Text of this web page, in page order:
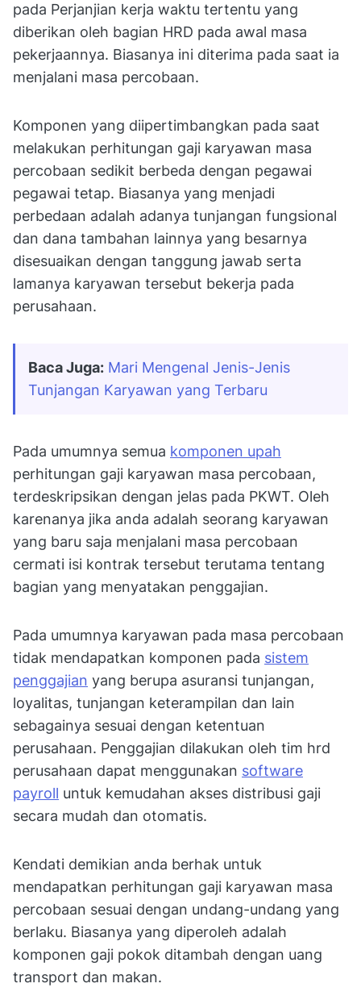
pada Perjanjian kerja waktu tertentu yang
diberikan oleh bagian HRD pada awal masa
pekerjaannya. Biasanya ini diterima pada saat ia
menjalani masa percobaan.
Komponen yang diipertimbangkan pada saat
melakukan perhitungan gaji karyawan masa
percobaan sedikit berbeda dengan pegawai
pegawai tetap. Biasanya yang menjadi
perbedaan adalah adanya tunjangan fungsional
dan dana tambahan lainnya yang besarnya
disesuaikan dengan tanggung jawab serta
lamanya karyawan tersebut bekerja pada
perusahaan.
Baca Juga: Mari Mengenal Jenis-Jenis
Tunjangan Karyawan yang Terbaru
Pada umumnya semua komponen upah
perhitungan gaji karyawan masa percobaan,
terdeskripsikan dengan jelas pada PKWT. Oleh
karenanya jika anda adalah seorang karyawan
yang baru saja menjalani masa percobaan
cermati isi kontrak tersebut terutama tentang
bagian yang menyatakan penggajian.
Pada umumnya karyawan pada masa percobaan
tidak mendapatkan komponen pada sistem
penggajian yang berupa asuransi tunjangan,
loyalitas, tunjangan keterampilan dan lain
sebagainya sesuai dengan ketentuan
perusahaan. Penggajian dilakukan oleh tim hrd
perusahaan dapat menggunakan software
payroll untuk kemudahan akses distribusi gaji
secara mudah dan otomatis.
Kendati demikian anda berhak untuk
mendapatkan perhitungan gaji karyawan masa
percobaan sesuai dengan undang-undang yang
berlaku. Biasanya yang diperoleh adalah
komponen gaji pokok ditambah dengan uang
transport dan makan.